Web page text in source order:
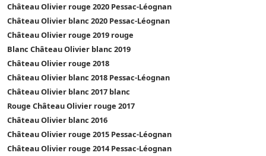
Château Olivier rouge 2020 Pessac-Léognan
Château Olivier blanc 2020 Pessac-Léognan
Château Olivier rouge 2019 rouge
Blanc Château Olivier blanc 2019
Château Olivier rouge 2018
Château Olivier blanc 2018 Pessac-Léognan
Château Olivier blanc 2017 blanc
Rouge Château Olivier rouge 2017
Château Olivier blanc 2016
Château Olivier rouge 2015 Pessac-Léognan
Château Olivier rouge 2014 Pessac-Léognan